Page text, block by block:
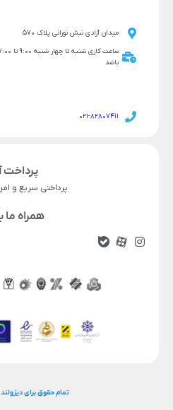
میدان آزادی نبش نورانی پلاک 570
باشد
021-82807411
پرداخت
پرداختی سریع و
همراه ما
تمام حقوق برای